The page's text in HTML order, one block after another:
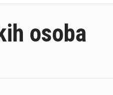
osoba